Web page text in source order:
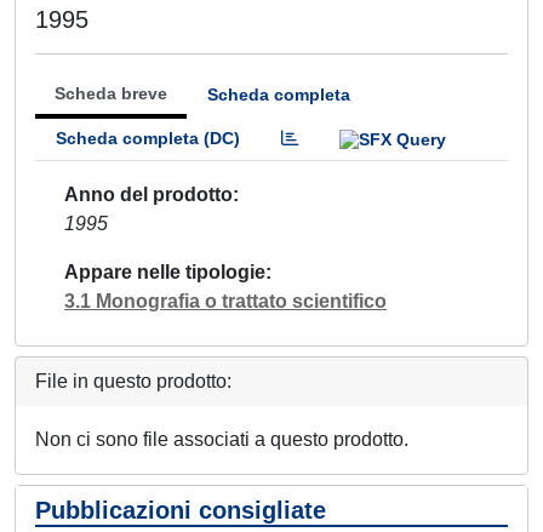
1995
Scheda breve Scheda completa
Scheda completa (DC)
Anno del prodotto
1995
Appare nelle tipologie
3.1 Monografia o trattato scientifico
File in questo prodotto:
Non ci sono file associati a questo prodotto.
Pubblicazioni consigliate